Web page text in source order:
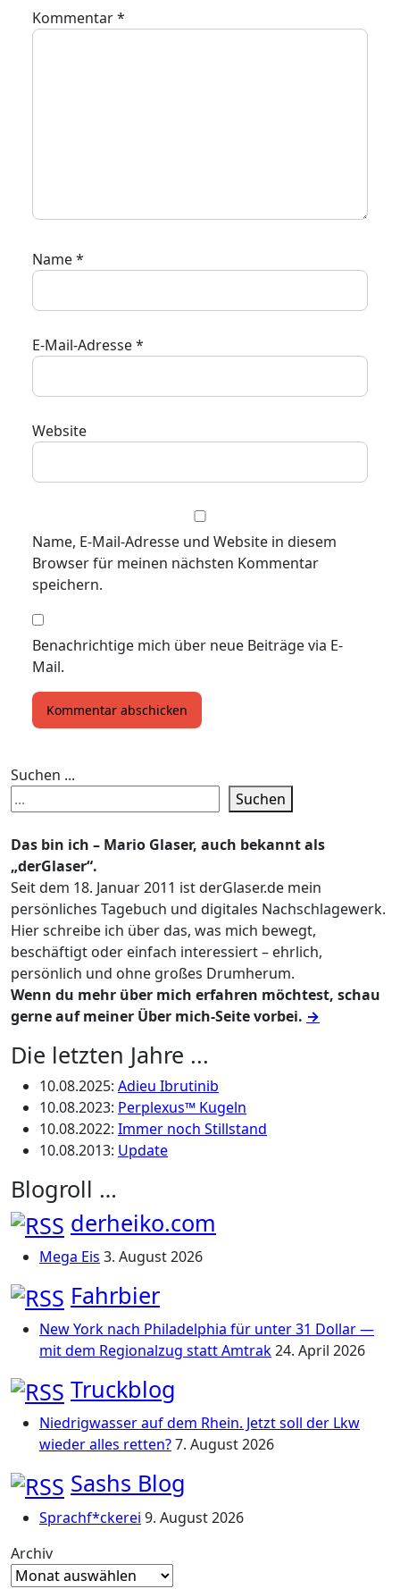
Kommentar*
Name*
E-Mail-Adresse*
Website
Name, E-Mail-Adresse und Website in diesem
Browser für meinen nächsten Kommentar
speichern.
Benachrichtige mich über neue Beiträge via E-
Mail.
Suchen ...
Suchen
Das bin ich – Mario Glaser, auch bekannt als
„derGlaser“.
Seit dem 18. Januar 2011 ist derGlaser.de mein
persönliches Tagebuch und digitales Nachschlagewerk.
Hier schreibe ich über das, was mich bewegt,
beschäftigt oder einfach interessiert – ehrlich,
persönlich und ohne großes Drumherum.
Wenn du mehr über mich erfahren möchtest, schau
gerne auf meiner Über mich-Seite vorbei. →
Die letzten Jahre ...
10.08.2025: Adieu Ibrutinib
10.08.2023: Perplexus™ Kugeln
10.08.2022: Immer noch Stillstand
10.08.2013: Update
Blogroll …
derheiko.com
Mega Eis 3. August 2026
Fahrbier
New York nach Philadelphia für unter 31 Dollar —
mit dem Regionalzug statt Amtrak24. April 2026
Truckblog
Niedrigwasser auf dem Rhein. Jetzt soll der Lkw
wieder alles retten?7. August 2026
Sashs Blog
Sprachf*ckerei 9. August 2026
Archiv